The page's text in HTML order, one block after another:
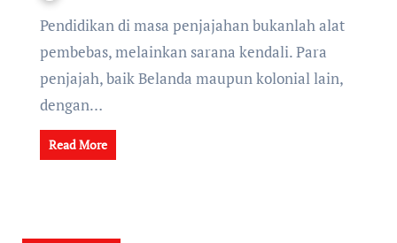
Pendidikan di masa penjajahan bukanlah alat
pembebas, melainkan sarana kendali. Para
penjajah, baik Belanda maupun kolonial lain,
dengan…
Read More